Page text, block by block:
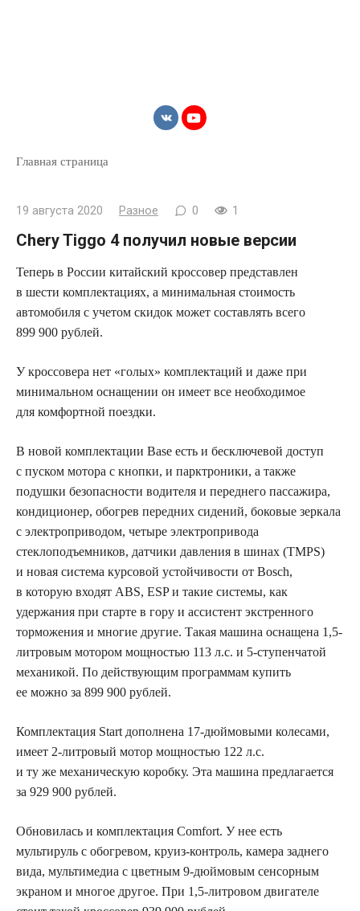
Главная страница
19 августа 2020 Разное 0 1
Chery Tiggo 4 получил новые версии
Теперь в России китайский кроссовер представлен
в шести комплектациях, а минимальная стоимость
автомобиля с учетом скидок может составлять всего
899 900 рублей.
У кроссовера нет «голых» комплектаций и даже при
минимальном оснащении он имеет все необходимое
для комфортной поездки.
В новой комплектации Base есть и бесключевой доступ
с пуском мотора с кнопки, и парктроники, а также
подушки безопасности водителя и переднего пассажира,
кондиционер, обогрев передних сидений, боковые зеркала
с электроприводом, четыре электропривода
стеклоподъемников, датчики давления в шинах (TMPS)
и новая система курсовой устойчивости от Bosch,
в которую входят ABS, ESP и такие системы, как
удержания при старте в гору и ассистент экстренного
торможения и многие другие. Такая машина оснащена 1,5-
литровым мотором мощностью 113 л.с. и 5-ступенчатой
механикой. По действующим программам купить
ее можно за 899 900 рублей.
Комплектация Start дополнена 17-дюймовыми колесами,
имеет 2-литровый мотор мощностью 122 л.с.
и ту же механическую коробку. Эта машина предлагается
за 929 900 рублей.
Обновилась и комплектация Comfort. У нее есть
мультируль с обогревом, круиз-контроль, камера заднего
вида, мультимедиа с цветным 9-дюймовым сенсорным
экраном и многое другое. При 1,5-литровом двигателе